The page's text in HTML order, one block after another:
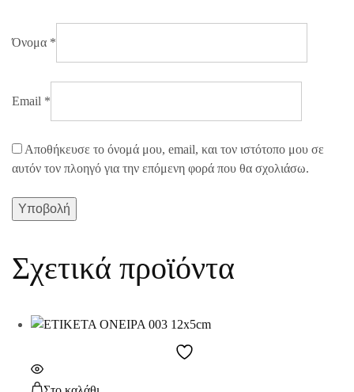
Όνομα *
Email *
Αποθήκευσε το όνομά μου, email, και τον ιστότοπο μου σε
αυτόν τον πλοηγό για την επόμενη φορά που θα σχολιάσω.
Σχετικά προϊόντα